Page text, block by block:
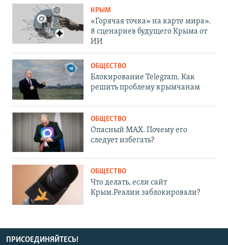
КРЫМ
«Горячая точка» на карте мира».
8 сценариев будущего Крыма от
ИИ
ОБЩЕСТВО
Блокирование Telegram. Как
решить проблему крымчанам
ОБЩЕСТВО
Опасный MAX. Почему его
следует избегать?
ОБЩЕСТВО
Что делать, если сайт
Крым.Реалии заблокировали?
ПРИСОЕДИНЯЙТЕСЬ!